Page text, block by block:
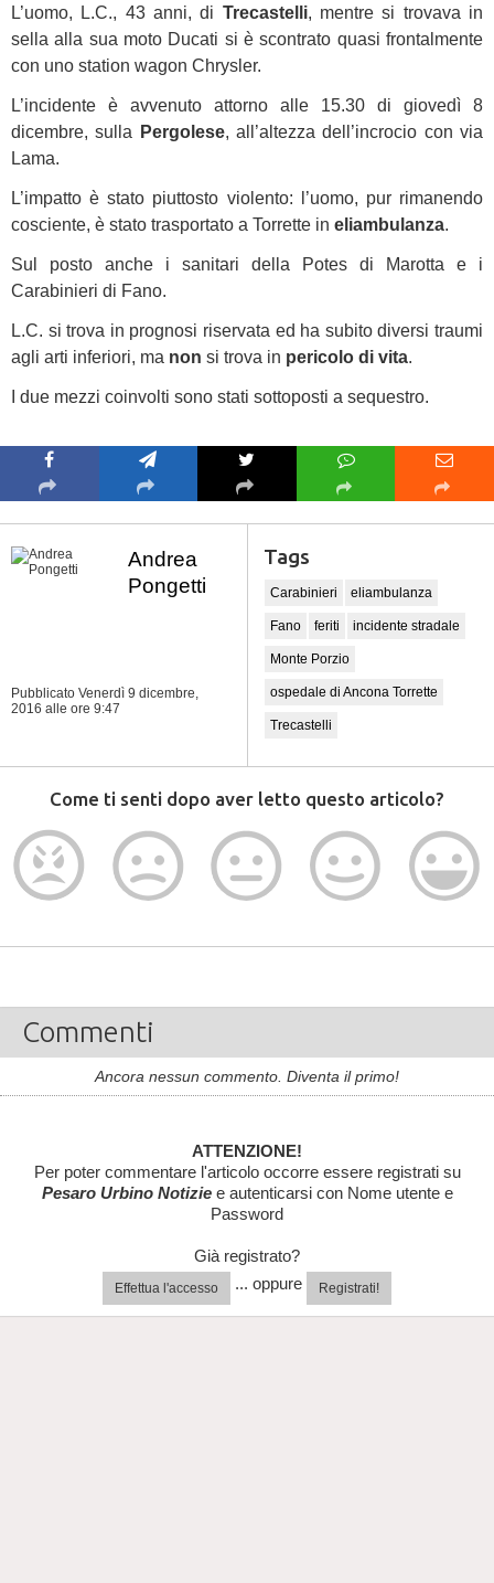
L’uomo, L.C., 43 anni, di Trecastelli, mentre si trovava in
sella alla sua moto Ducati si è scontrato quasi frontalmente
con uno station wagon Chrysler.
L’incidente è avvenuto attorno alle 15.30 di giovedì 8
dicembre, sulla
Pergolese, all’altezza dell’incrocio con via
Lama.
L’impatto è stato piuttosto violento: l’uomo, pur rimanendo
cosciente, è stato trasportato a Torrette in eliambulanza.
Sul posto anche i sanitari della Potes di Marotta e i
Carabinieri di Fano.
L.C. si trova in prognosi riservata ed ha subito diversi traumi
agli arti inferiori, ma non si trova in pericolo di vita.
I due mezzi coinvolti sono stati sottoposti a sequestro.
Andrea
Pongetti
Pubblicato Venerdì 9 dicembre,
2016 alle ore 9:47
Tags
Carabinieri eliambulanza
Fano feriti incidente stradale
Monte Porzio
ospedale di Ancona Torrette
Trecastelli
Come ti senti dopo aver letto questo articolo?
Commenti
Ancora nessun commento. Diventa il primo!
ATTENZIONE!
Per poter commentare l'articolo occorre essere registrati su
Pesaro Urbino Notiziee autenticarsi con Nome utente e
Password
Già registrato?
Effettua l'accesso ... oppure Registrati!